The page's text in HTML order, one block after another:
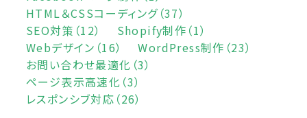
HTML＆CSSコーディング（37）
SEO対策（12）
Shopify制作（1）
Webデザイン（16）
WordPress制作（23）
お問い合わせ最適化（3）
ページ表示高速化（3）
レスポンシブ対応（26）